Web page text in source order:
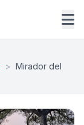
> Mirador del